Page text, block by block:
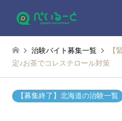
治験バイト募集一覧
【
定♪お茶でコレステロール対策
【募集終了】北海道の治験一覧